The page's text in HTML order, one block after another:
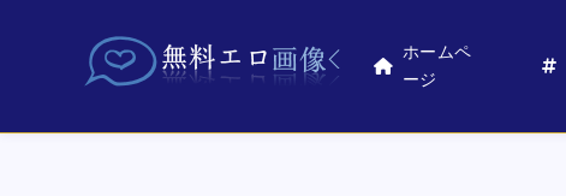
ホームペ
ージ